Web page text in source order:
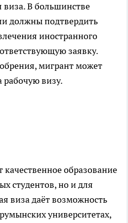
виза. В большинстве
должны подтвердить
иностранного
заявку.
мигрант может
рабочую визу.
образование
студентов, но и для
виза даёт возможность
университетах,